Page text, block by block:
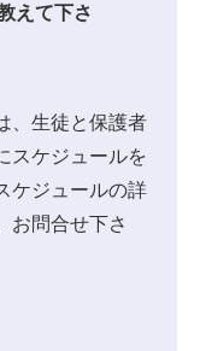
えて下さ
、生徒と保護者
スケジュールを
ケジュールの詳
お問合せ下さ